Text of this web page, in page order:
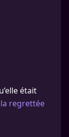
était
la regrettée